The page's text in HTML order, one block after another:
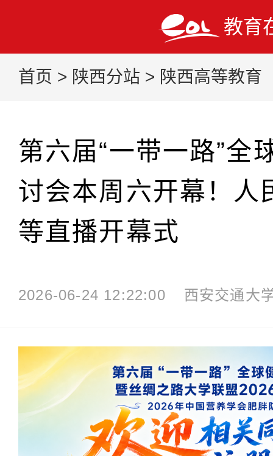
教育
首页 > 陕西分站 > 陕西高等教育
第六届“一带一路”全
讨会本周六开幕！人
等直播开幕式
2026-06-24 12:22:00 西安交通大